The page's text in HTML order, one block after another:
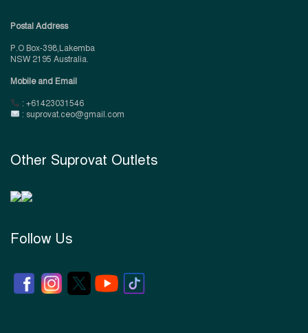
Postal Address
P.O Box-398,Lakemba
NSW 2195 Australia.
Mobile and Email
: +61423031546
: suprovat.ceo@gmail.com
Other Suprovat Outlets
Follow Us